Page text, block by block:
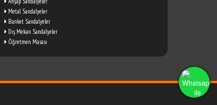
Metal Sandalyeler
Banket Sandalyeler
Dış Mekan Sandalyeler
Öğretmen Masası